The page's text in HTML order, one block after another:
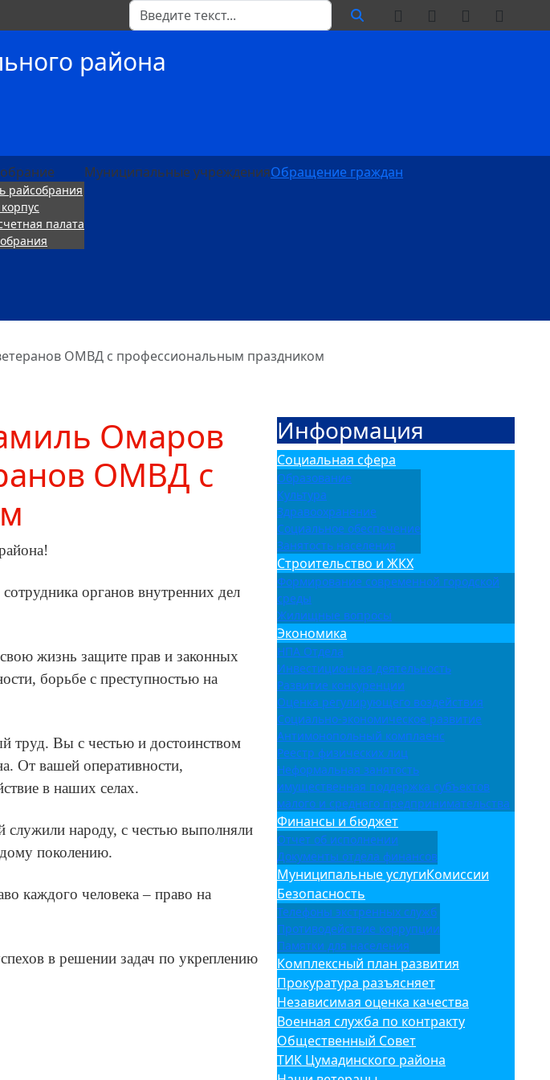
Поиск
района
райсобрания
палата
Муниципальные учрежденияОбращение граждан
ОМВД с профессиональным праздником
Омаров
ОМВД с
органов внутренних дел
жизнь защите прав и законных
борьбе с преступностью на
труд. Вы с честью и достоинством
От вашей оперативности,
в наших селах.
служили народу, с честью выполняли
поколению.
каждого человека – право на
в решении задач по укреплению
Информация
Социальная сфера
Образование
Культура
Здравоохранение
Социальное обеспечение
Занятость населения
Строительство и ЖКХ
Формирование современной городской
среды
Жилищные вопросы
Экономика
НПА Отдела
Инвестиционная деятельность
Развитие конкуренции
Оценка регулирующего воздействия
Социально-экономическое развитие
Антимонопольный комплаенс
Реестр физических лиц
Неформальная занятость
имущественная поддержка субъектов
малого и среднего предпринимательства
Финансы и бюджет
Отчет об исполнении
Документы отдела финансов
Муниципальные услугиКомиссии
Безопасность
Телефоны экстренных служб
Противодействие коррупции
Памятки для населения
Комплексный план развития
Прокуратура разъясняет
Независимая оценка качества
Военная служба по контракту
Общественный Совет
ТИК Цумадинского района